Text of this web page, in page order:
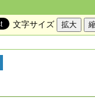
文字サイズ